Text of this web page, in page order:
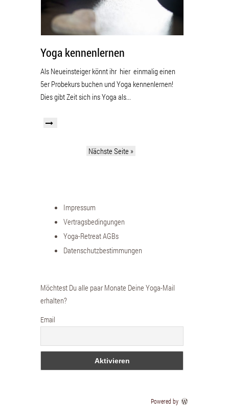
Yoga kennenlernen
Als Neueinsteiger könnt ihr hier einmalig einen
5er Probekurs buchen und Yoga kennenlernen!
Dies gibt Zeit sich ins Yoga als...
Nächste Seite »
Impressum
Vertragsbedingungen
Yoga-Retreat AGBs
Datenschutzbestimmungen
Möchtest Du alle paar Monate Deine Yoga-Mail
erhalten?
Email
Powered by